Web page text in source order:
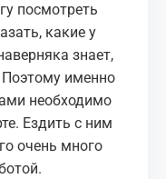
посмотреть
какие у
знает,
Поэтому именно
необходимо
Ездить с ним
очень много